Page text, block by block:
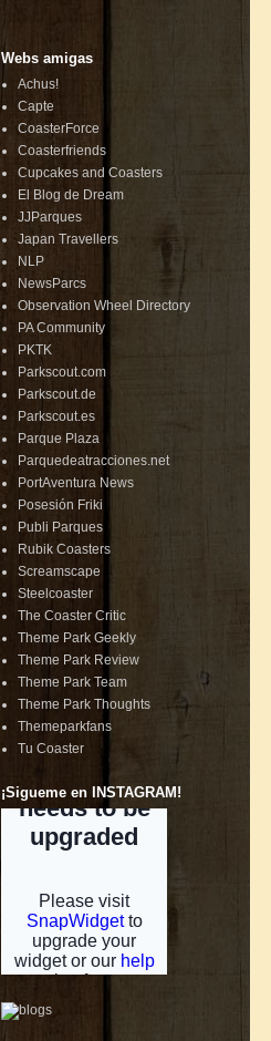
Webs amigas
Achus!
Capte
CoasterForce
Coasterfriends
Cupcakes and Coasters
El Blog de Dream
JJParques
Japan Travellers
NLP
NewsParcs
Observation Wheel Directory
PA Community
PKTK
Parkscout.com
Parkscout.de
Parkscout.es
Parque Plaza
Parquedeatracciones.net
PortAventura News
Posesión Friki
Publi Parques
Rubik Coasters
Screamscape
Steelcoaster
The Coaster Critic
Theme Park Geekly
Theme Park Review
Theme Park Team
Theme Park Thoughts
Themeparkfans
Tu Coaster
¡Sigueme en INSTAGRAM!